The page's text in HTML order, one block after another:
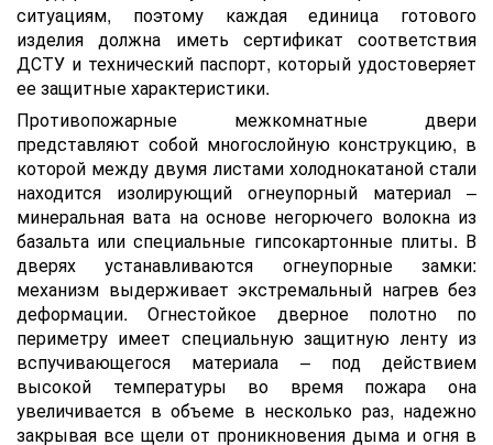
ситуациям, поэтому каждая единица готового
изделия должна иметь сертификат соответствия
ДСТУ и технический паспорт, который удостоверяет
ее защитные характеристики.
Противопожарные межкомнатные двери
представляют собой многослойную конструкцию, в
которой между двумя листами холоднокатаной стали
находится изолирующий огнеупорный материал –
минеральная вата на основе негорючего волокна из
базальта или специальные гипсокартонные плиты. В
дверях устанавливаются огнеупорные замки:
механизм выдерживает экстремальный нагрев без
деформации. Огнестойкое дверное полотно по
периметру имеет специальную защитную ленту из
вспучивающегося материала – под действием
высокой температуры во время пожара она
увеличивается в объеме в несколько раз, надежно
закрывая все щели от проникновения дыма и огня в